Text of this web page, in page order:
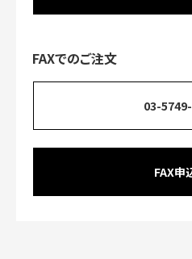
FAXでのご注文
03-
FAX申